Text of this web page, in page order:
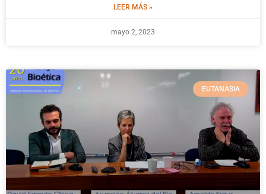
LEER MÁS »
mayo 2, 2023
EUTANASIA